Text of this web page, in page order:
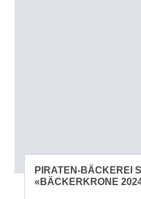
PIRATEN-BÄCKEREI
«BÄCKERKRONE